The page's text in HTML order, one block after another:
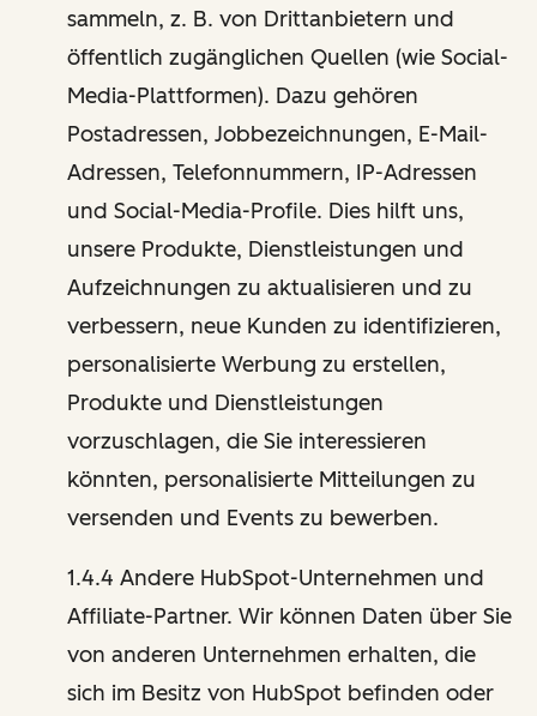
sammeln, z. B. von Drittanbietern und
öffentlich zugänglichen Quellen (wie Social-
Media-Plattformen). Dazu gehören
Postadressen, Jobbezeichnungen, E-Mail-
Adressen, Telefonnummern, IP-Adressen
und Social-Media-Profile. Dies hilft uns,
unsere Produkte, Dienstleistungen und
Aufzeichnungen zu aktualisieren und zu
verbessern, neue Kunden zu identifizieren,
personalisierte Werbung zu erstellen,
Produkte und Dienstleistungen
vorzuschlagen, die Sie interessieren
könnten, personalisierte Mitteilungen zu
versenden und Events zu bewerben.
1.4.4 Andere HubSpot-Unternehmen und
Affiliate-Partner. Wir können Daten über Sie
von anderen Unternehmen erhalten, die
sich im Besitz von HubSpot befinden oder